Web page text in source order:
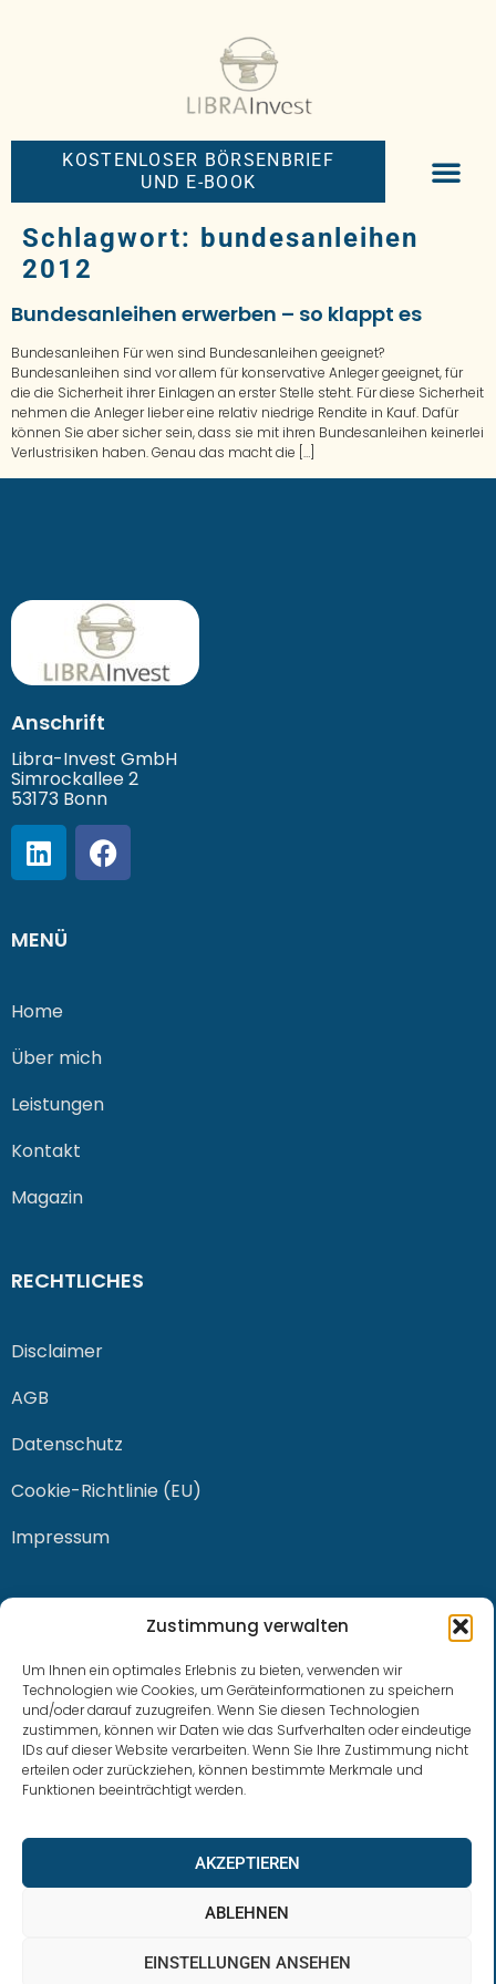
Zustimmung verwalten
Um Ihnen ein optimales Erlebnis zu bieten, verwenden wir
Technologien wie Cookies, um Geräteinformationen zu speichern
und/oder darauf zuzugreifen. Wenn Sie diesen Technologien
zustimmen, können wir Daten wie das Surfverhalten oder eindeutige
IDs auf dieser Website verarbeiten. Wenn Sie Ihre Zustimmung nicht
erteilen oder zurückziehen, können bestimmte Merkmale und
Funktionen beeinträchtigt werden.
AKZEPTIEREN
ABLEHNEN
EINSTELLUNGEN ANSEHEN
KOSTENLOSER BÖRSENBRIEF
UND E-BOOK
Schlagwort: bundesanleihen
2012
Bundesanleihen erwerben – so klappt es
Bundesanleihen Für wen sind Bundesanleihen geeignet?
Bundesanleihen sind vor allem für konservative Anleger geeignet, für
die die Sicherheit ihrer Einlagen an erster Stelle steht. Für diese Sicherheit
nehmen die Anleger lieber eine relativ niedrige Rendite in Kauf. Dafür
können Sie aber sicher sein, dass sie mit ihren Bundesanleihen keinerlei
Verlustrisiken haben. Genau das macht die […]
Anschrift
Libra-Invest GmbH
Simrockallee 2
53173 Bonn
MENÜ
Home
Über mich
Leistungen
Kontakt
Magazin
RECHTLICHES
Disclaimer
AGB
Datenschutz
Cookie-Richtlinie (EU)
Impressum
0228 / 915 614 81
klaus.buhl@libra-invest.de
LIBRAInvest © 2023 | Design by SOFTWARESTUBE